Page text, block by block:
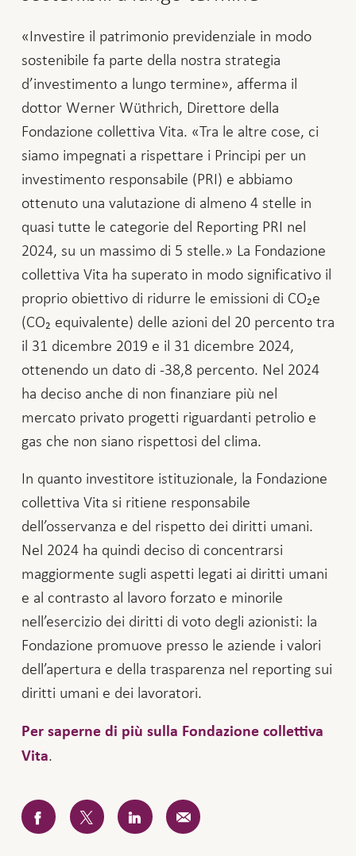
«Investire il patrimonio previdenziale in modo
sostenibile fa parte della nostra strategia
d’investimento a lungo termine», afferma il
dottor Werner Wüthrich, Direttore della
Fondazione collettiva Vita. «Tra le altre cose, ci
siamo impegnati a rispettare i Principi per un
investimento responsabile (PRI) e abbiamo
ottenuto una valutazione di almeno 4 stelle in
quasi tutte le categorie del Reporting PRI nel
2024, su un massimo di 5 stelle.» La Fondazione
collettiva Vita ha superato in modo significativo il
proprio obiettivo di ridurre le emissioni di CO₂e
(CO₂ equivalente) delle azioni del 20 percento tra
il 31 dicembre 2019 e il 31 dicembre 2024,
ottenendo un dato di -38,8 percento. Nel 2024
ha deciso anche di non finanziare più nel
mercato privato progetti riguardanti petrolio e
gas che non siano rispettosi del clima.
In quanto investitore istituzionale, la Fondazione
collettiva Vita si ritiene responsabile
dell’osservanza e del rispetto dei diritti umani.
Nel 2024 ha quindi deciso di concentrarsi
maggiormente sugli aspetti legati ai diritti umani
e al contrasto al lavoro forzato e minorile
nell’esercizio dei diritti di voto degli azionisti: la
Fondazione promuove presso le aziende i valori
dell’apertura e della trasparenza nel reporting sui
diritti umani e dei lavoratori.
Per saperne di più sulla Fondazione collettiva
Vita.